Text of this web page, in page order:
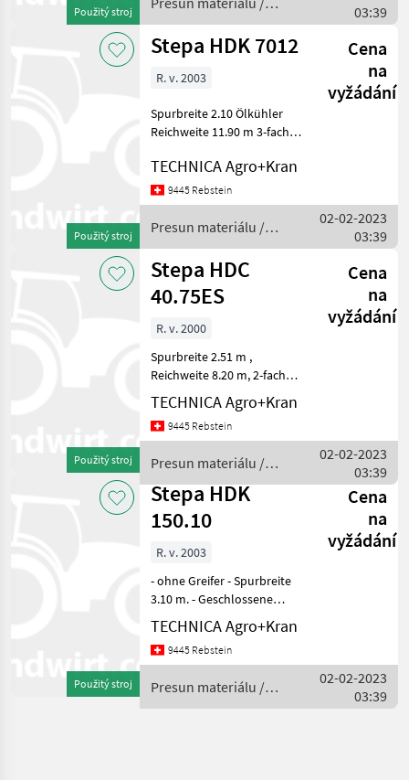
Použitý stroj
Stepa
03:39
Použitý stroj
Stepa HDK 7012
Cena
na
vyžádání
R. v. 2003
Spurbreite 2.10 Ölkühler
Reichweite 11.90 m 3-fach
Greiferverbreiterung
Presun materiálu Zdvíhače
a nakladače
TECHNICA Agro+Kran
9445 Rebstein
Presun materiálu /
Stepa
02-02-2023
03:39
Použitý stroj
Stepa HDC
40.75ES
Cena
na
vyžádání
R. v. 2000
Spurbreite 2.51 m ,
Reichweite 8.20 m, 2-fach
Teleskop inkl.
Greiferverbreiterung,
Endlos, Schoppeinrichtung,
materiálu Zdvíhače a
nakladače
TECHNICA Agro+Kran
9445 Rebstein
Presun materiálu /
Stepa
02-02-2023
03:39
Použitý stroj
Stepa HDK
150.10
Cena
na
vyžádání
R. v. 2003
- ohne Greifer - Spurbreite
3.10 m. - Geschlossene
Kabine -
Elektrohydraulische
Vorsteuerung - PVG 32 -
Kw Reichweite
TECHNICA Agro+Kran
9445 Rebstein
Presun materiálu /
Stepa
02-02-2023
03:39